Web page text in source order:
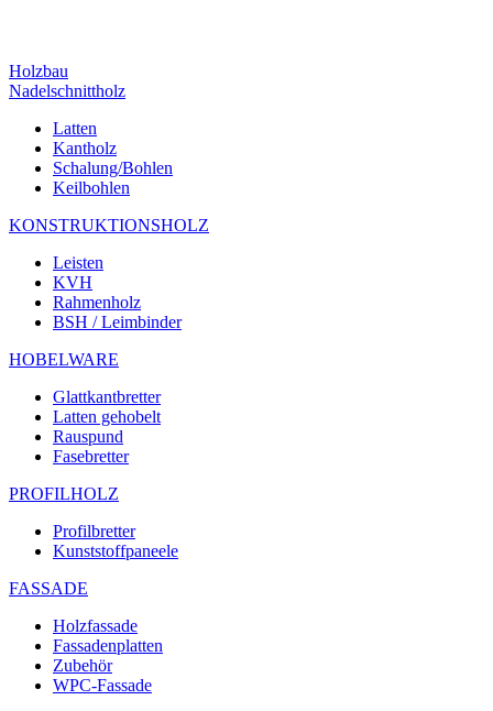
Holzbau
Nadelschnittholz
Latten
Kantholz
Schalung/Bohlen
Keilbohlen
KONSTRUKTIONSHOLZ
Leisten
KVH
Rahmenholz
BSH / Leimbinder
HOBELWARE
Glattkantbretter
Latten gehobelt
Rauspund
Fasebretter
PROFILHOLZ
Profilbretter
Kunststoffpaneele
FASSADE
Holzfassade
Fassadenplatten
Zubehör
WPC-Fassade